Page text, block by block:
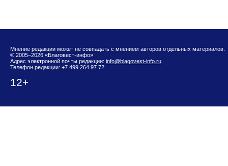
Мнение редакции может не совпадать с мнением авторов отдельных материалов.
© 2005–2026 «Благовест-инфо»
Адрес электронной почты редакции: info@blagovest-info.ru
Телефон редакции: +7 499 264 97 72
12+